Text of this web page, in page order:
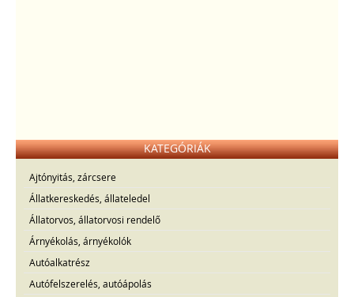
KATEGÓRIÁK
Ajtónyitás, zárcsere
Állatkereskedés, állateledel
Állatorvos, állatorvosi rendelő
Árnyékolás, árnyékolók
Autóalkatrész
Autófelszerelés, autóápolás